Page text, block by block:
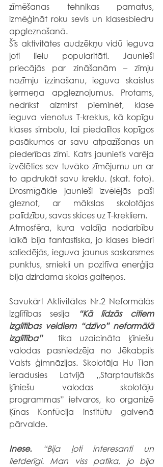
zīmēšanas tehnikas pamatus,
izmēģināt roku sevis un klasesbiedru
apgleznošanā.
Šīs aktivitātes audzēkņu vidū ieguva
ļoti lielu popularitāti. Jaunieši
priecājās par zināšanām – zīmju
nozīmju izzināšanu, ieguva skaistus
ķermeņa apgleznojumus. Protams,
nedrīkst aizmirst pieminēt, klase
ieguva vienotus T-kreklus, kā kopīgu
klases simbolu, lai piedalītos kopīgos
pasākumos ar savu atpazīšanas un
piederības zīmi. Katrs jaunietis varēja
izvēlēties sev tuvāko zīmējumu un ar
to apdrukāt savu kreklu. (skat. foto).
Drosmīgākie jaunieši izvēlējās paši
gleznot, ar mākslas skolotājas
palīdzību, savas skices uz T-krekliem.
Atmosfēra, kura valdīja nodarbību
laikā bija fantastiska, jo klases biedri
saliedējās, ieguva jaunus saskarsmes
punktus, smiekli un pozitīva enerģija
bija dzirdama skolas gaiteņos.
Savukārt Aktivitātes Nr.2 Neformālās
izglītības sesija
“Kā līdzās citiem
izglītības veidiem “dzīvo” neformālā
izglītība”
  tika uzaicināta ķīniešu
valodas pasniedzēja no Jēkabpils
Valsts ģimnāzijas. Skolotāja Hu Tian
ieradusies Latvijā „Starptautiskās
ķīniešu valodas skolotāju
programmas” ietvaros, ko organizē
Ķīnas Konfūcija institūtu galvenā
pārvalde.
Inese. “Bija ļoti interesanti un
lietderīgi. Man viss patika, jo bija